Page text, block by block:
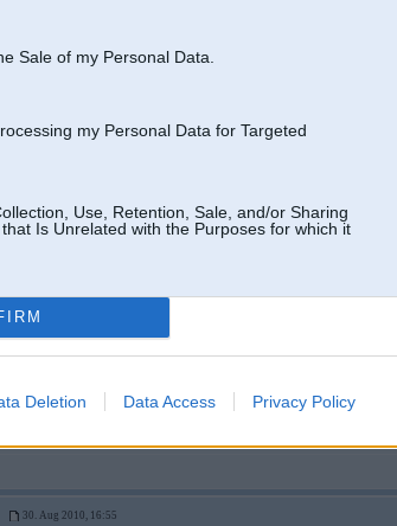
Sale of my Personal Data.
my Personal Data for Targeted
Use, Retention, Sale, and/or Sharing
Is Unrelated with the Purposes for which it
Deletion Data Access Privacy Policy
tad tur ir gars apraksts ka tur tikt, kkas lidzigs kaa nomest ellas
summejot dod piekljuves kodu.....
Lab ja tik sarežģīti, tad rīt tāpat būšu bmauto, lai džeki
shi funkcija skaitaas sleptaa, paskaties manuaali par coolant temp.
30. Aug 2010, 16:55